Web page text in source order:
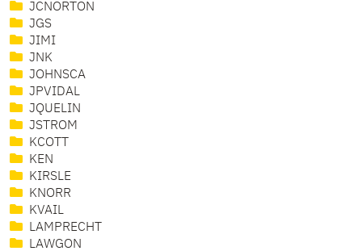
JCNORTON
JGS
JIMI
JNK
JOHNSCA
JPVIDAL
JQUELIN
JSTROM
KCOTT
KEN
KIRSLE
KNORR
KVAIL
LAMPRECHT
LAWGON